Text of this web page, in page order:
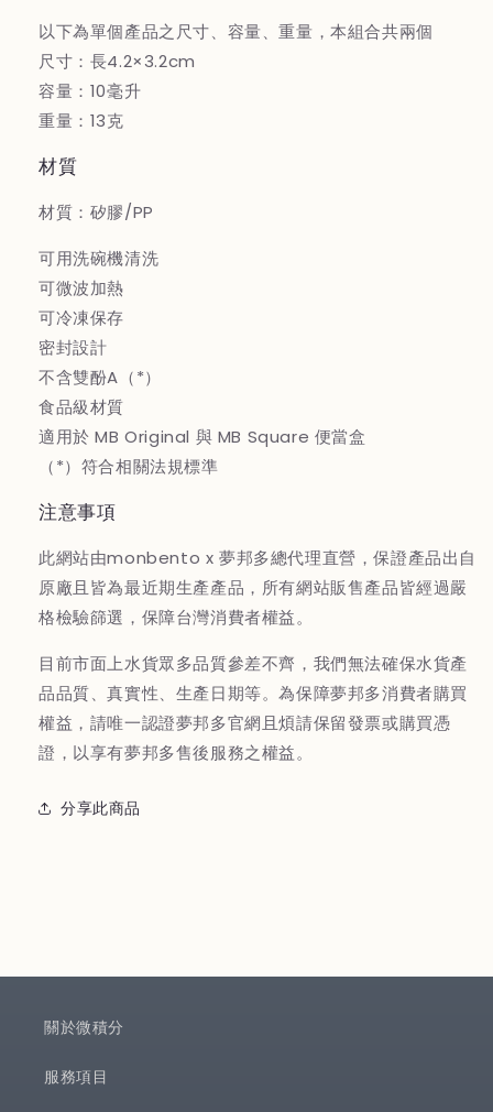
以下為單個產品之尺寸、容量、重量，本組合共兩個
尺寸：長4.2×3.2cm
容量：10毫升
重量：13克
材質
材質：矽膠/PP
可用洗碗機清洗
可微波加熱
可冷凍保存
密封設計
不含雙酚A（*）
食品級材質
適用於 MB Original 與 MB Square 便當盒
（*）符合相關法規標準
注意事項
此網站由monbento x 夢邦多總代理直營，保證產品出自
原廠且皆為最近期生產產品，所有網站販售產品皆經過嚴
格檢驗篩選，保障台灣消費者權益。
目前市面上水貨眾多品質參差不齊，我們無法確保水貨產
品品質、真實性、生產日期等。為保障夢邦多消費者購買
權益，請唯一認證夢邦多官網且煩請保留發票或購買憑
證，以享有夢邦多售後服務之權益。
分享此商品
關於微積分
服務項目